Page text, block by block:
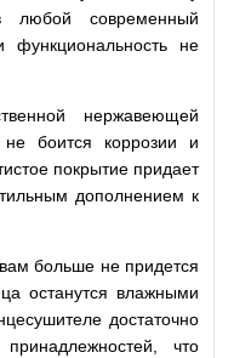
любой современный
функциональность не
нержавеющей
не боится коррозии и
покрытие придает
дополнением к
больше не придется
останутся влажными
достаточно
что